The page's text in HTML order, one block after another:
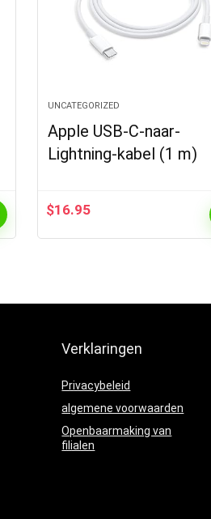
UNCATEGORIZED
Apple USB‑C-naar-
Lightning-kabel (1 m)
$16.95
Verklaringen
Privacybeleid
algemene voorwaarden
Openbaarmaking van
filialen